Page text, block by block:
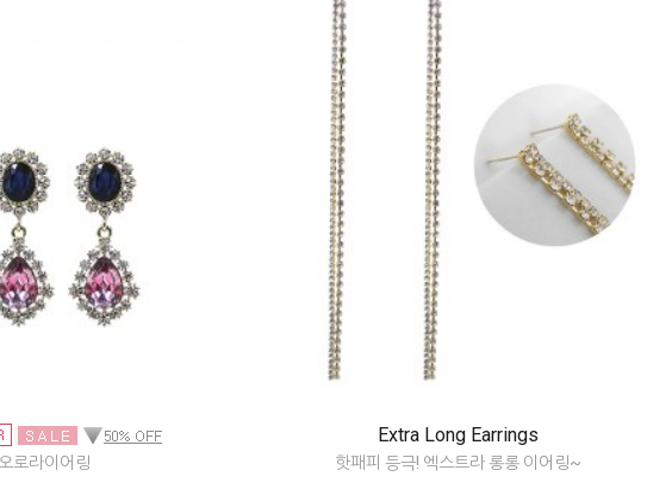
로라이어링
Extra Long Earrings
핫패피 등극! 엑스트라 롱롱 이어링~